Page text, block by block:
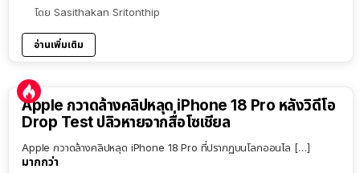
โดย Sasithakan Sritonthip
อ่านเพิ่มเติม
Apple กวาดล้างคลิปหลุด iPhone 18 Pro หลังวิดีโอ
Drop Test ปลิวหายจากสื่อโซเชียล
Apple กวาดล้างคลิปหลุด iPhone 18 Pro ที่ปรากฏบนโลกออนไล […]
มากกว่า